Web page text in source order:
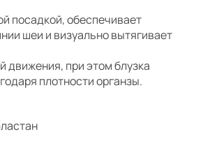
посадкой, обеспечивает
шеи и визуально вытягивает
движения, при этом блузка
плотности органзы.